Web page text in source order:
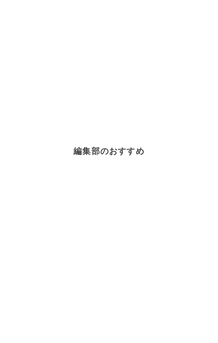
編集部のおすすめ